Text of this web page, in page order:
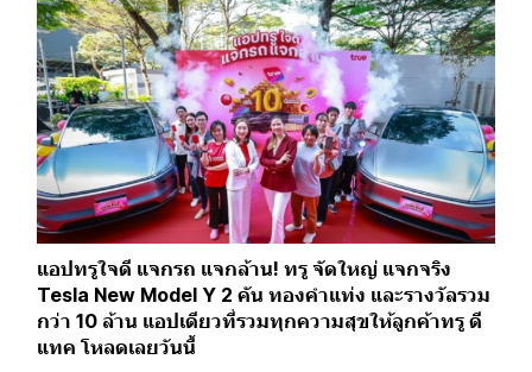
แอปทรูใจดี แจกรถ แจกล้าน! ทรู จัดใหญ่ แจกจริง
Tesla New Model Y 2 คัน ทองคำแท่ง และรางวัลรวม
กว่า 10 ล้าน แอปเดียวที่รวมทุกความสุขให้ลูกค้าทรู ดี
แทค โหลดเลยวันนี้